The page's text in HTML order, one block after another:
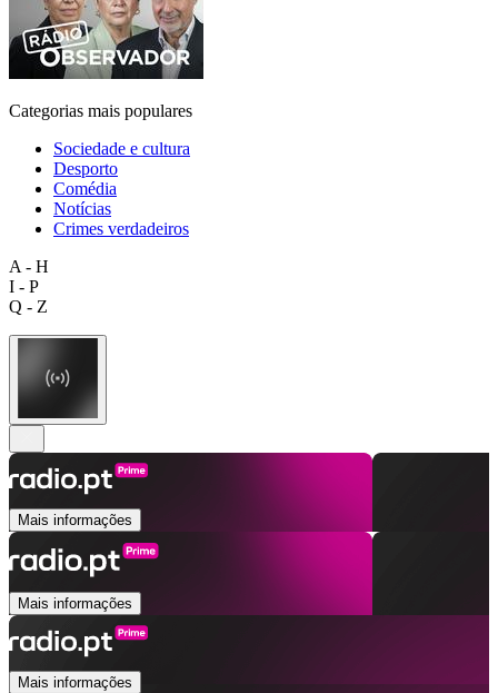
Categorias mais populares
Sociedade e cultura
Desporto
Comédia
Notícias
Crimes verdadeiros
A - H
I - P
Q - Z
Mais informações
Mais informações
Mais informações